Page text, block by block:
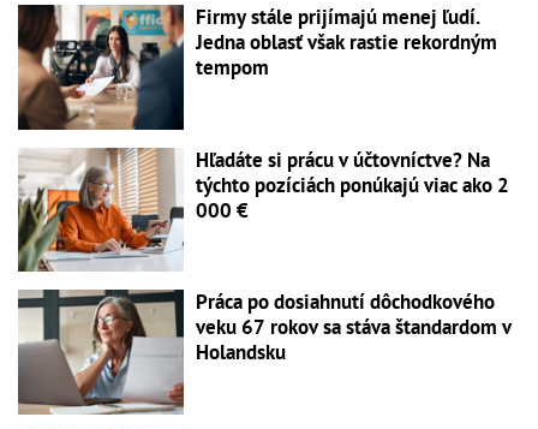
Firmy stále prijímajú menej ľudí.
Jedna oblasť však rastie rekordným
tempom
Hľadáte si prácu v účtovníctve? Na
týchto pozíciách ponúkajú viac ako 2
000 €
Práca po dosiahnutí dôchodkového
veku 67 rokov sa stáva štandardom v
Holandsku